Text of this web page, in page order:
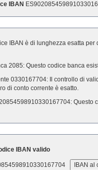
IBAN
IBAN è di lunghezza esatta per
2085: Questo codice banca
0330167704: Il controllo di
di conto corrente è esatto.
Questo
IBAN valido
IBAN al